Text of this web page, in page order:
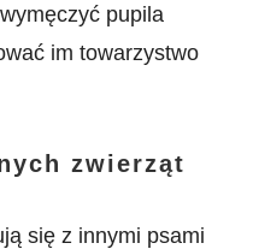
pupila
im towarzystwo
zwierząt
się z innymi psami